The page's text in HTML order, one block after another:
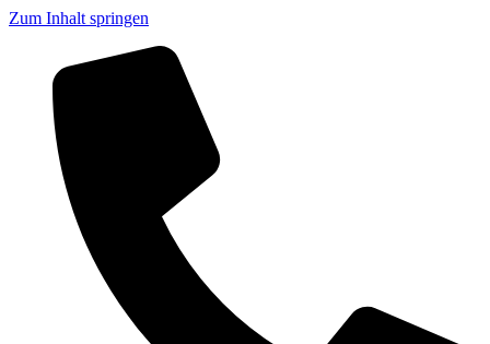
Zum Inhalt springen